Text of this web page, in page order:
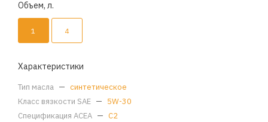
Объем, л.
1 4
Характеристики
Тип масла — синтетическое
Класс вязкости SAE — 5W-30
Спецификация ACEA — C2